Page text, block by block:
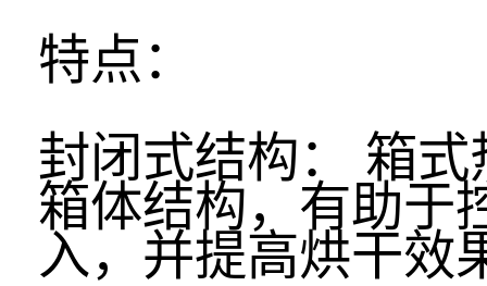
特点：
封闭式结构： 箱
箱体结构，有助于
入，并提高烘干效